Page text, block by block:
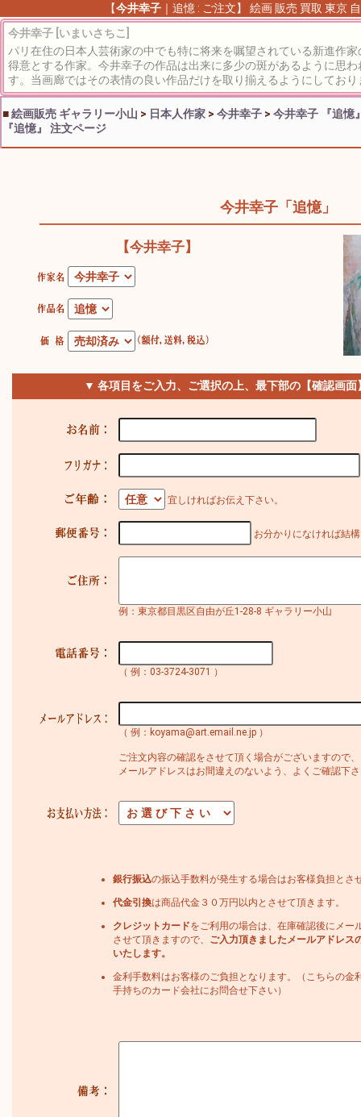
【今井幸子｜追憶 : ご注文】 絵画 販売 買取 東京
今井幸子 [いまいさちこ]
パリ在住の日本人芸術家の中でも特に将来を嘱望されている新進作
得意とする作家。今井幸子の作品は出来に多少の斑があるように思
す。当画廊ではその表情の良い作品だけを取り揃えるようにしており
■絵画販売 ギャラリー小山 > 日本人作家 > 今井幸子 > 今井幸子 『追憶
『追憶』 注文ページ
今井幸子「追憶」
【今井幸子】
▼ 各項目をご入力、ご選択の上、最下部の【確認画
宜しければお伝え下さい。
お分かりになければ結
例：東京都目黒区自由が丘1-28-8 ギャラリー小山
（ 例：03-3724-3071 ）
（ 例：koyama@art.email.ne.jp ）
ご注文内容の確認をさせて頂く場合がございますので、
メールアドレスはお間違えのないよう、よくご確認下
銀行振込の振込手数料が発生する場合はお客様負担とさ
代金引換は商品代金３０万円以内とさせて頂きます。
クレジットカードをご利用の場合は、在庫確認後にメー
させて頂きますので、
ご入力頂きましたメールアドレス
いたします。
金利手数料はお客様のご負担となります。（こちらの金
手持ちのカード会社にお問合せ下さい）